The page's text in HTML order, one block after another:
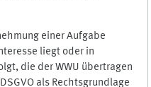
einer Aufgabe
liegt oder in
die der WWU übertragen
als Rechtsgrundlage